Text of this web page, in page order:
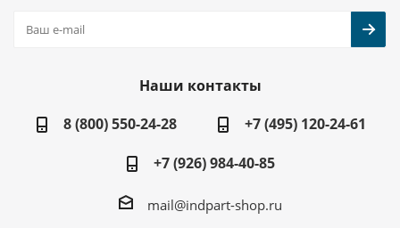
Наши контакты
8 (800) 550-24-28
+7 (495) 120-24-61
+7 (926) 984-40-85
mail@indpart-shop.ru